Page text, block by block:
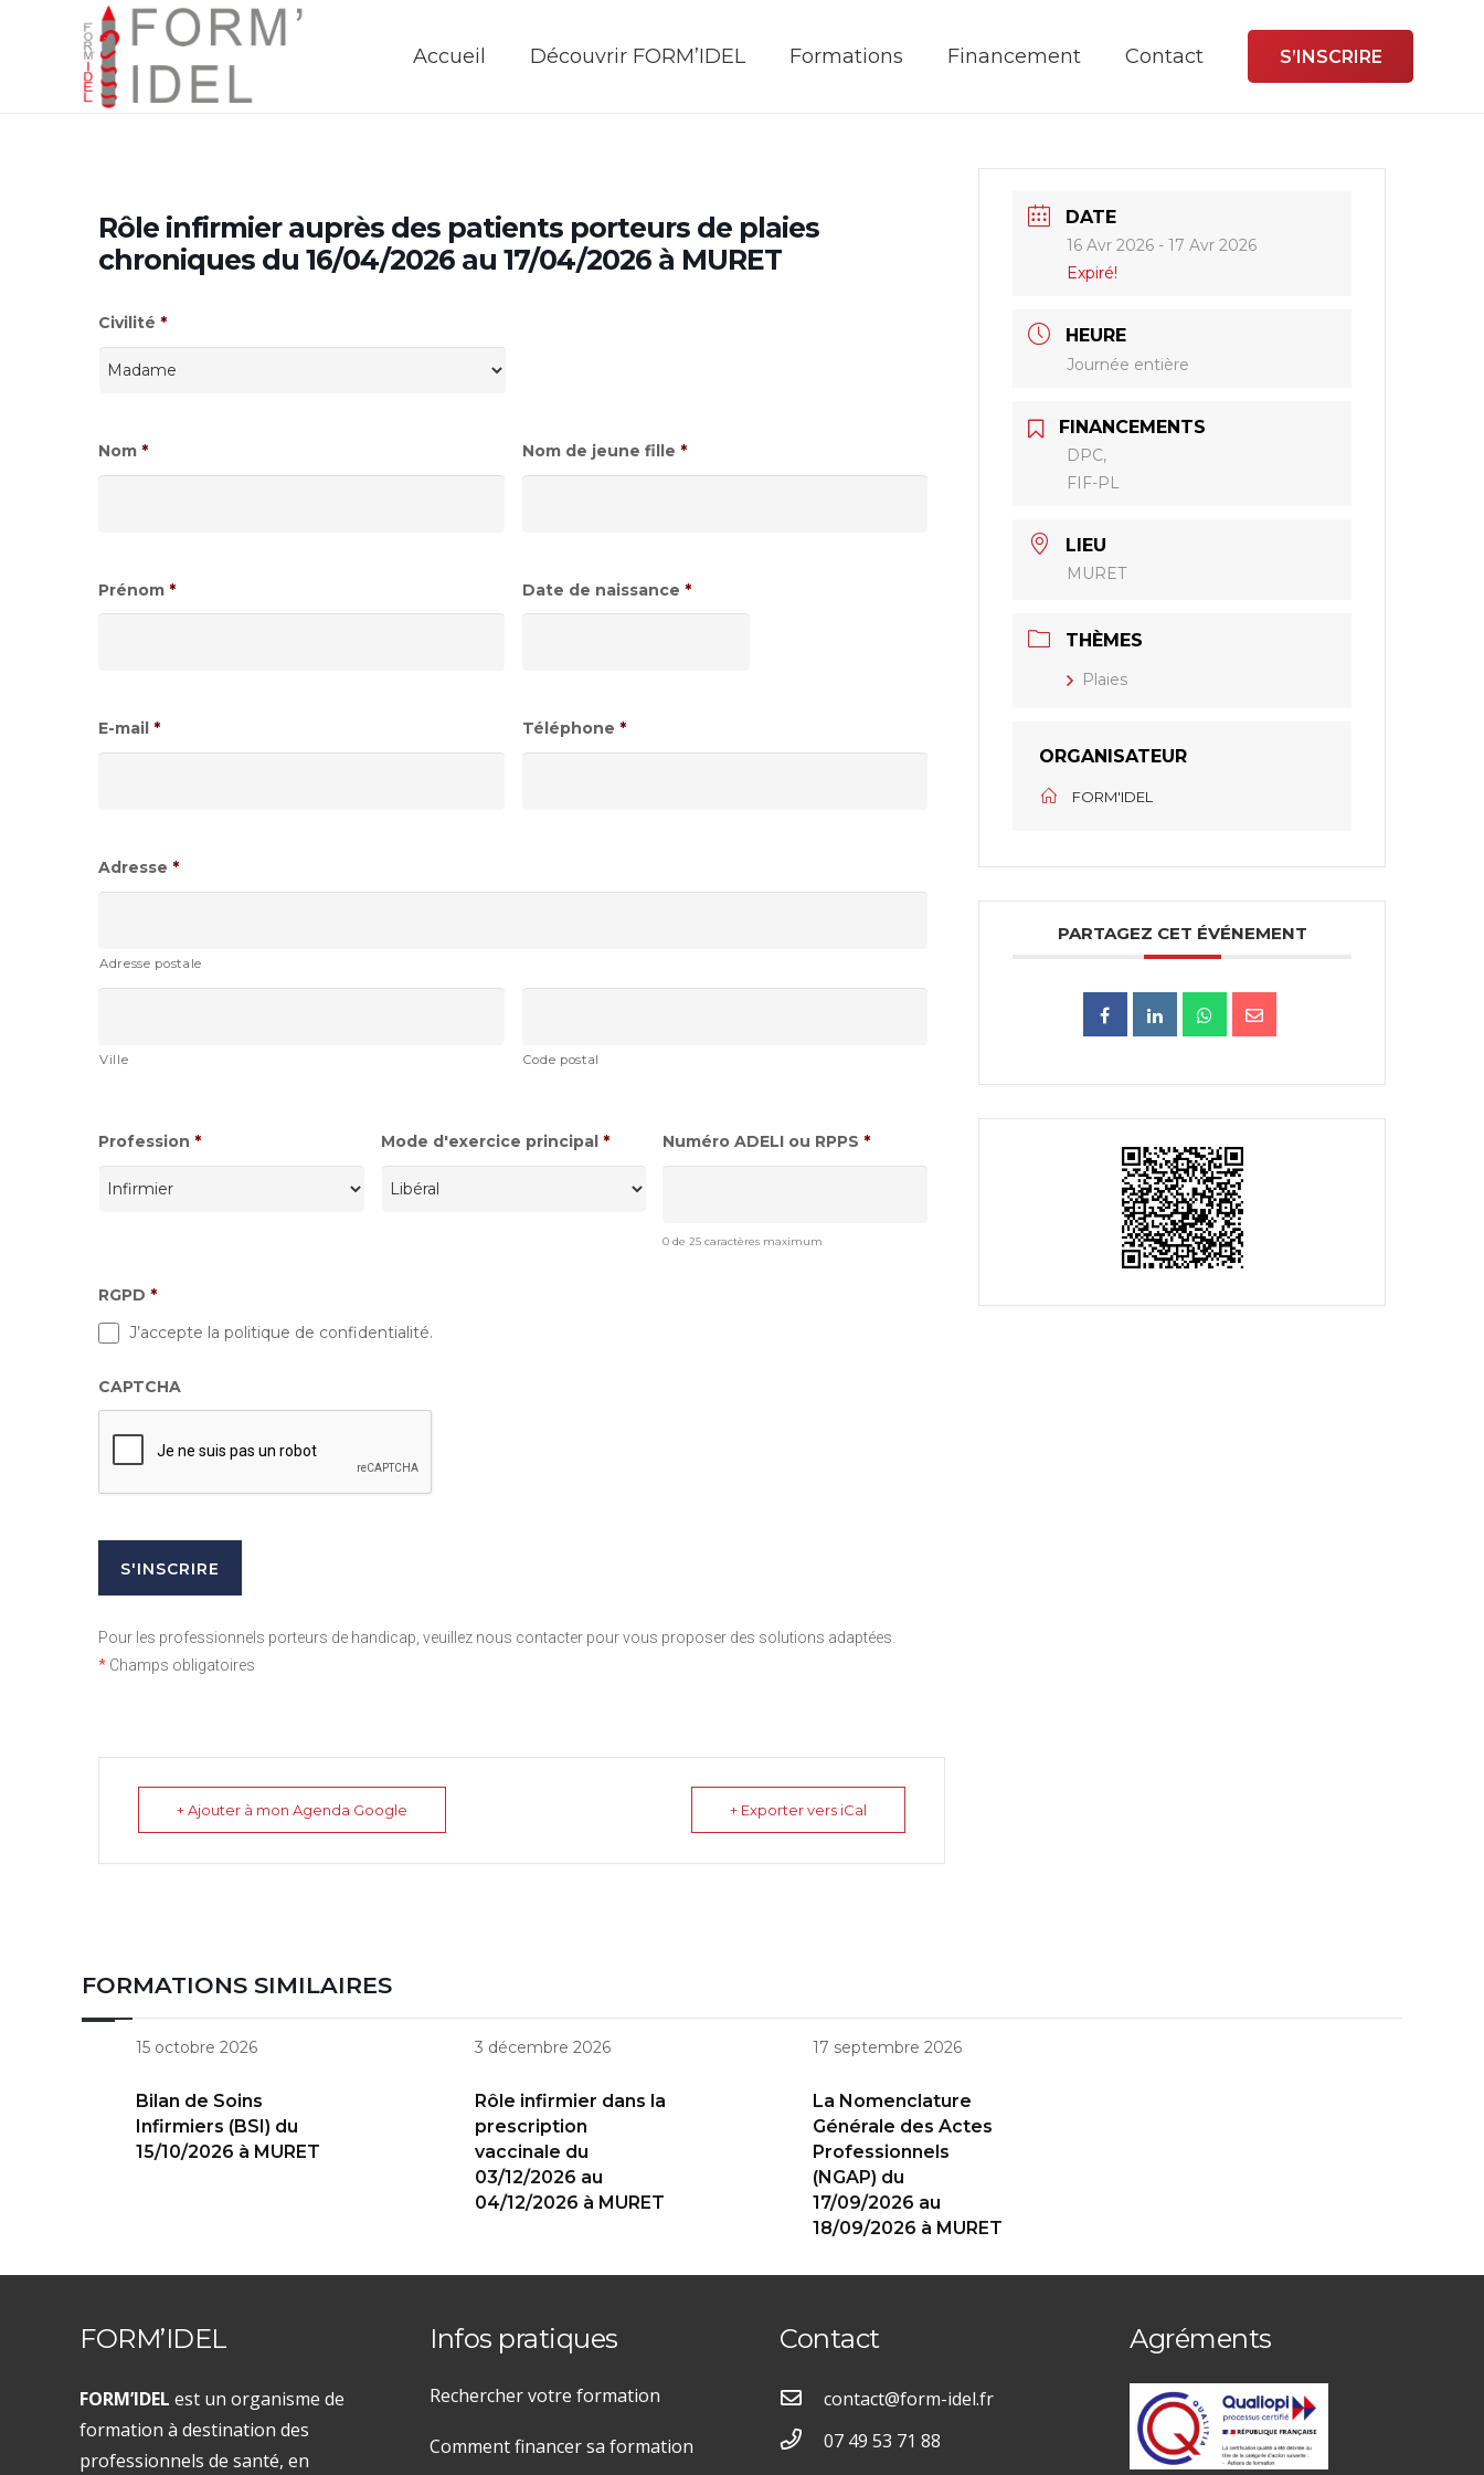
Accueil Découvrir FORM’IDEL Formations Financement Contact S’INSCRIRE
Rôle infirmier auprès des patients porteurs de plaies
chroniques du 16/04/2026 au 17/04/2026 à MURET
Civilité *
Nom * Nom de jeune fille *
Prénom * Date de naissance *
E-mail * Téléphone *
Adresse *
Adresse postale
Ville Code postal
Profession * Mode d'exercice principal * Numéro ADELI ou RPPS *
0 de 25 caractères maximum
RGPD *
J’accepte la politique de confidentialité.
CAPTCHA
Pour les professionnels porteurs de handicap, veuillez nous contacter pour vous proposer des solutions adaptées.
* Champs obligatoires
+ Ajouter à mon Agenda Google + Exporter vers iCal
DATE
16 Avr 2026 - 17 Avr 2026
Expiré!
HEURE
Journée entière
FINANCEMENTS
DPC,
FIF-PL
LIEU
MURET
THÈMES
Plaies
ORGANISATEUR
FORM'IDEL
PARTAGEZ CET ÉVÉNEMENT
FORMATIONS SIMILAIRES
15 octobre 2026
Bilan de Soins
Infirmiers (BSI) du
15/10/2026 à MURET
3 décembre 2026
Rôle infirmier dans la
prescription
vaccinale du
03/12/2026 au
04/12/2026 à MURET
17 septembre 2026
La Nomenclature
Générale des Actes
Professionnels
(NGAP) du
17/09/2026 au
18/09/2026 à MURET
FORM’IDEL
FORM’IDEL est un organisme de
formation à destination des
professionnels de santé, en
Infos pratiques
Rechercher votre formation
Comment financer sa formation
Contact
contact@form-idel.fr
07 49 53 71 88
Agréments